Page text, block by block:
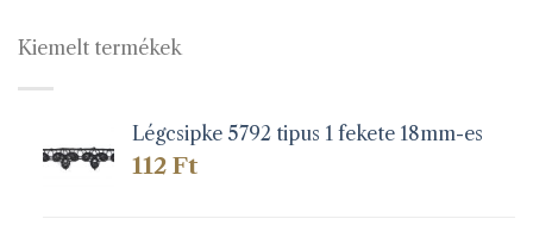
Kiemelt termékek
Légcsipke 5792 tipus 1 fekete 18mm-es
112 Ft